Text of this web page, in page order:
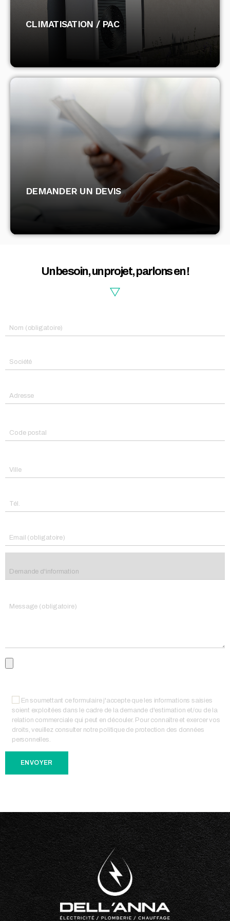
CLIMATISATION / PAC
CLIMATISATION / PAC
DEMANDER UN DEVIS
DEMANDER UN DEVIS
Un besoin, un projet, parlons en !
En soumettant ce formulaire j'accepte que les informations saisies
soient exploitées dans le cadre de la demande d'estimation et/ou de la
relation commerciale qui peut en découler. Pour connaître et exercer vos
droits, veuillez consulter notre politique de protection des données
personnelles.